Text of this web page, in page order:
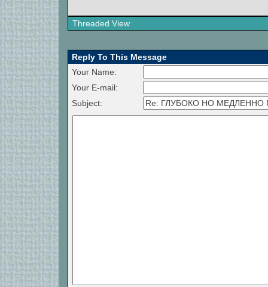
Threaded View
Reply To This Message
Your Name:
Your E-mail:
Subject: